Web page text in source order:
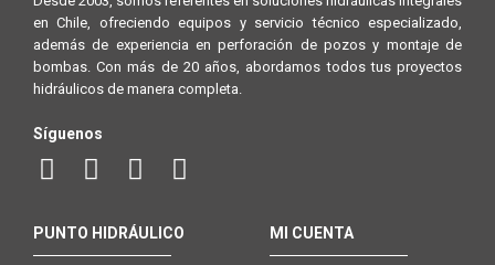
en Chile, ofreciendo equipos y servicio técnico especializado,
además de experiencia en perforación de pozos y montaje de
bombas. Con más de 20 años, abordamos todos tus proyectos
hidráulicos de manera completa.
Síguenos
PUNTO HIDRÁULICO MI CUENTA